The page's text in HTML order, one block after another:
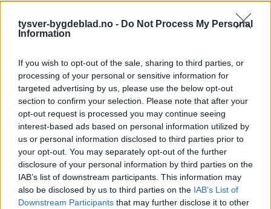
tysver-bygdeblad.no - Do Not Process My Personal
Information
If you wish to opt-out of the sale, sharing to third parties, or
processing of your personal or sensitive information for
targeted advertising by us, please use the below opt-out
section to confirm your selection. Please note that after your
opt-out request is processed you may continue seeing
interest-based ads based on personal information utilized by
us or personal information disclosed to third parties prior to
your opt-out. You may separately opt-out of the further
disclosure of your personal information by third parties on the
IAB’s list of downstream participants. This information may
also be disclosed by us to third parties on the IAB’s List of
Downstream Participants that may further disclose it to other